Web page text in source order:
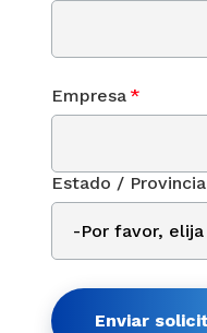
Empresa *
Estado / Provincia
Enviar